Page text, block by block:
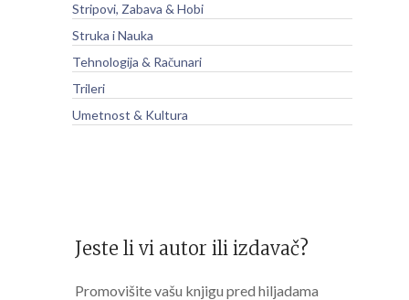
Stripovi, Zabava & Hobi
Struka i Nauka
Tehnologija & Računari
Trileri
Umetnost & Kultura
Jeste li vi autor ili izdavač?
Promovišite vašu knjigu pred hiljadama